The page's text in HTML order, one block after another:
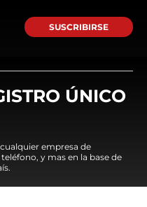
SUSCRIBIRSE
ÚNICO
empresa de
y mas en la base de